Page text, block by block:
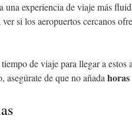
una experiencia de viaje más
ver si los aeropuertos cercanos
de viaje para llegar a estos
asegúrate de que no añada horas